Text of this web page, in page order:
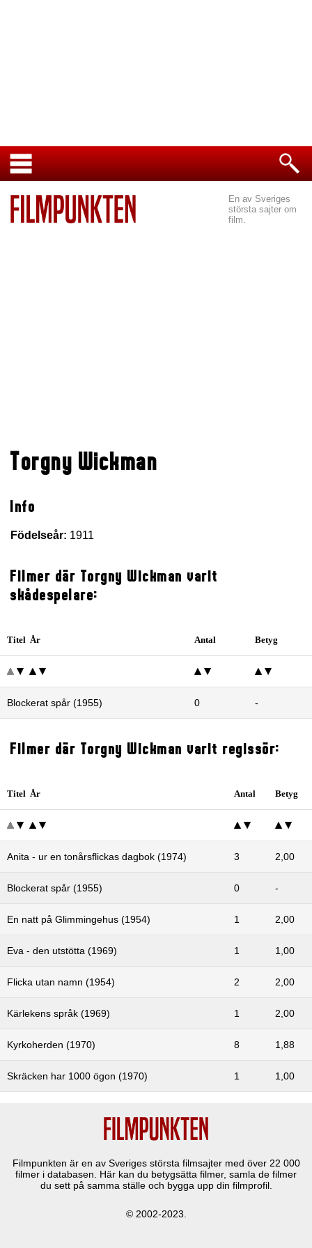
En av Sveriges
största sajter om
film.
Torgny Wickman
Info
Födelseår: 1911
Filmer där Torgny Wickman varit
skådespelare:
Titel År Antal Betyg
Blockerat spår (1955) 0 -
Filmer där Torgny Wickman varit regissör:
Titel År Antal Betyg
Anita - ur en tonårsflickas dagbok (1974) 3 2,00
Blockerat spår (1955) 0 -
En natt på Glimmingehus (1954) 1 2,00
Eva - den utstötta (1969) 1 1,00
Flicka utan namn (1954) 2 2,00
Kärlekens språk (1969) 1 2,00
Kyrkoherden (1970) 8 1,88
Skräcken har 1000 ögon (1970) 1 1,00
Filmpunkten är en av Sveriges största filmsajter med över 22 000
filmer i databasen. Här kan du betygsätta filmer, samla de filmer
du sett på samma ställe och bygga upp din filmprofil.
© 2002-2023.